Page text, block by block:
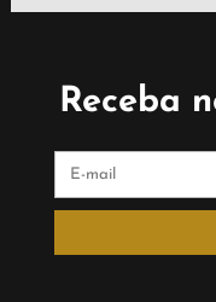
Receba